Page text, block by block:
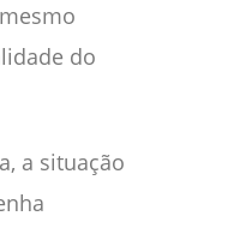
do
a situação